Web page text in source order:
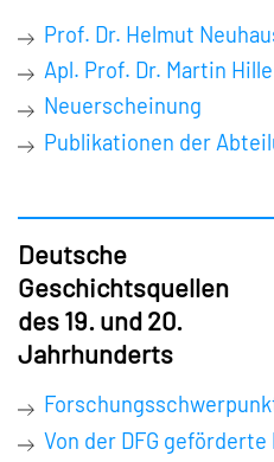
Prof. Dr. Helmut
Apl. Prof. Dr. Martin Hille
Neuerscheinung
Publikationen der
Deutsche
Geschichtsquellen
des 19. und 20.
Jahrhunderts
Von der DFG